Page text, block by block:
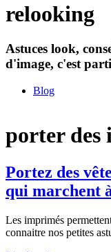
relooking
Astuces look,
d'image, c'est
Blog
porter des
Portez des
qui marchent
Les imprimés
connaitre nos petites